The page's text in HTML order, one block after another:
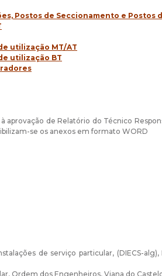
Postos de Seccionamento e Postos
utilização MT/AT
utilização BT
aprovação de Relatório do Técnico
se os anexos em formato WORD
de serviço particular, (DIECS-
Ordem dos Engenheiros, Viana do